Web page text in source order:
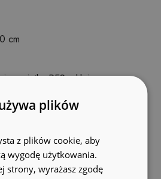
cm
siatką PES z klejem
plików
z plików cookie, aby
wygodę użytkowania.
strony, wyrażasz zgodę